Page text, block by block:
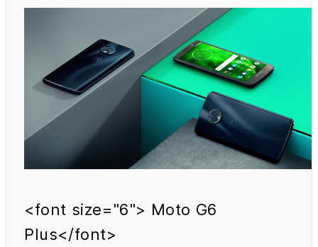
<font size="6"> Moto G6
Plus</font>